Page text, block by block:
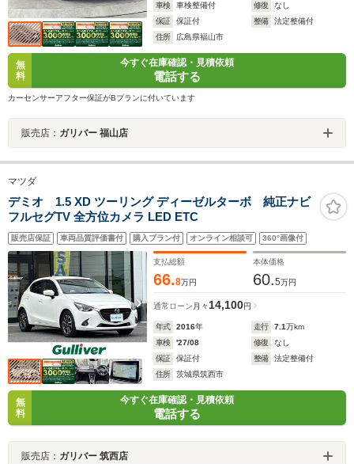
車検
車検整備付 修復
なし
保証
保証付 整備
法定整備付
住所
広島県福山市
無
料
今すぐ在庫確認・見積依頼
電話する
カーセンサーアフター保証がBプランに付いています
販売店： ガリバー 福山店
マツダ
デミオ 1.5 XD ツーリング ディーゼルターボ 純正ナビ
フルセグTV 全方位カメラ LED ETC
販売店保証 車両品質評価書付 購入プラン付 オンライン相談可 360°画像付
支払総額
66.8万円
本体価格
60.5万円
通常ローン 月々14,100円
年式 2016年 走行 7.1万km
車検
'27/08 修復
なし
保証
保証付 整備
法定整備付
住所
茨城県筑西市
無
料
今すぐ在庫確認・見積依頼
電話する
販売店： ガリバー 筑西店